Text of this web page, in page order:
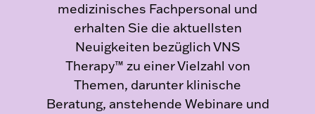
medizinisches Fachpersonal und
erhalten Sie die aktuellsten
Neuigkeiten bezüglich VNS
Therapy™ zu einer Vielzahl von
Themen, darunter klinische
Beratung, anstehende Webinare und